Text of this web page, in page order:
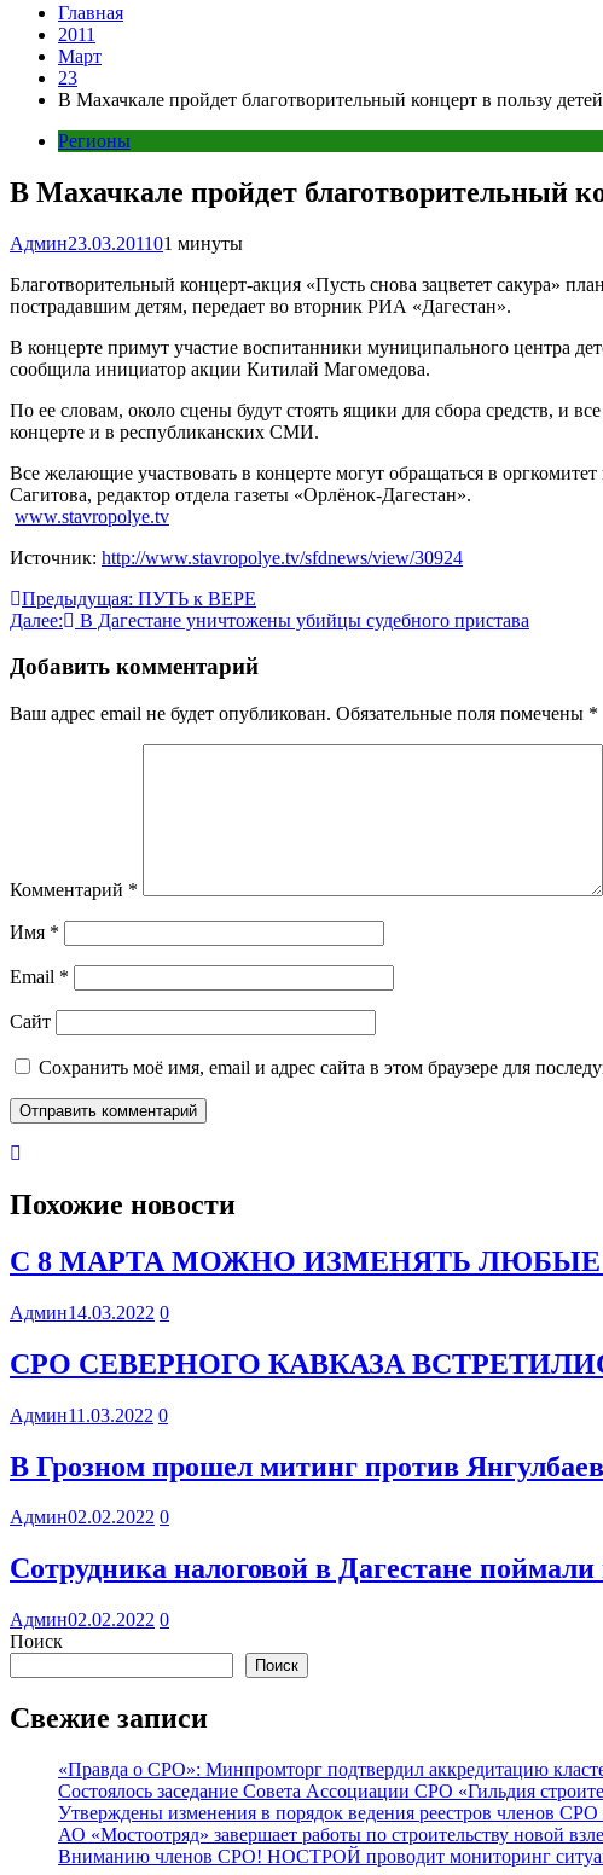
Главная
2011
Март
23
В Махачкале пройдет благотворительный концерт в пользу
Регионы
В Махачкале пройдет благотворительный
Админ23.03.201101 минуты
Благотворительный концерт-акция «Пусть снова зацветет сакура»
пострадавшим детям, передает во вторник РИА «Дагестан».
В концерте примут участие воспитанники муниципального центра
сообщила инициатор акции Китилай Магомедова.
По ее словам, около сцены будут стоять ящики для сбора средств, и
концерте и в республиканских СМИ.
Все желающие участвовать в концерте могут обращаться в
Сагитова, редактор отдела газеты «Орлёнок-Дагестан».
www.stavropolye.tv
Источник: http://www.stavropolye.tv/sfdnews/view/30924
Навигация
по
записям
Предыдущая: ПУТЬ к ВЕРЕ
Далее:
В Дагестане уничтожены убийцы судебного пристава
Добавить комментарий
Ваш адрес email не будет опубликован. Обязательные поля помечены *
Комментарий *
Имя *
Email *
Сайт
Сохранить моё имя, email и адрес сайта в этом браузере для
Похожие новости
С 8 МАРТА МОЖНО ИЗМЕНЯТЬ ЛЮБЫЕ
Админ14.03.2022 0
СРО СЕВЕРНОГО КАВКАЗА
Админ11.03.2022 0
В Грозном прошел митинг против
Админ02.02.2022 0
Сотрудника налоговой в Дагестане
Админ02.02.2022 0
Поиск
Поиск
Свежие записи
«Правда о СРО»: Минпромторг подтвердил аккредитацию
Состоялось заседание Совета Ассоциации СРО «Гильдия
Утверждены изменения в порядок ведения реестров членов СРО
АО «Мостоотряд» завершает работы по строительству новой
Вниманию членов СРО! НОСТРОЙ проводит мониторинг